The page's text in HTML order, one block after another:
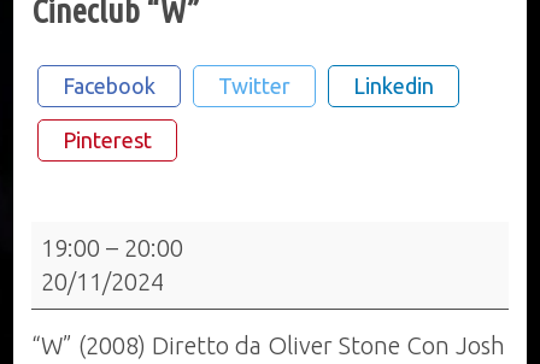
Cineclub “W”
Facebook Twitter Linkedin
Pinterest
Cineclub
“W”
19:00 – 20:00
20/11/2024
“W” (2008) Diretto da Oliver Stone Con Josh